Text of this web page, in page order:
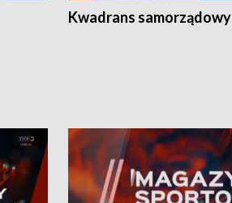
Kwadrans samorządowy